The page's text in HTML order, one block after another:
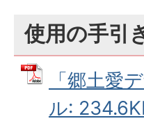
使用の手引
「郷土愛
ル: